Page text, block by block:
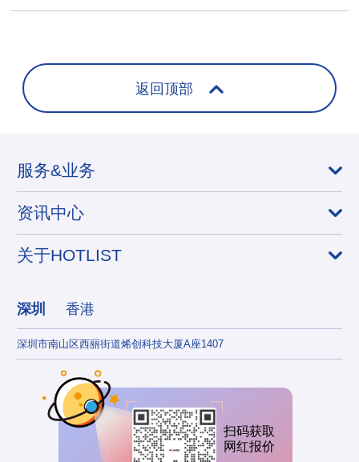
返回顶部
服务&业务
资讯中心
关于HOTLIST
深圳 香港
深圳市南山区西丽街道烯创科技大厦A座1407
扫码获取
网红报价